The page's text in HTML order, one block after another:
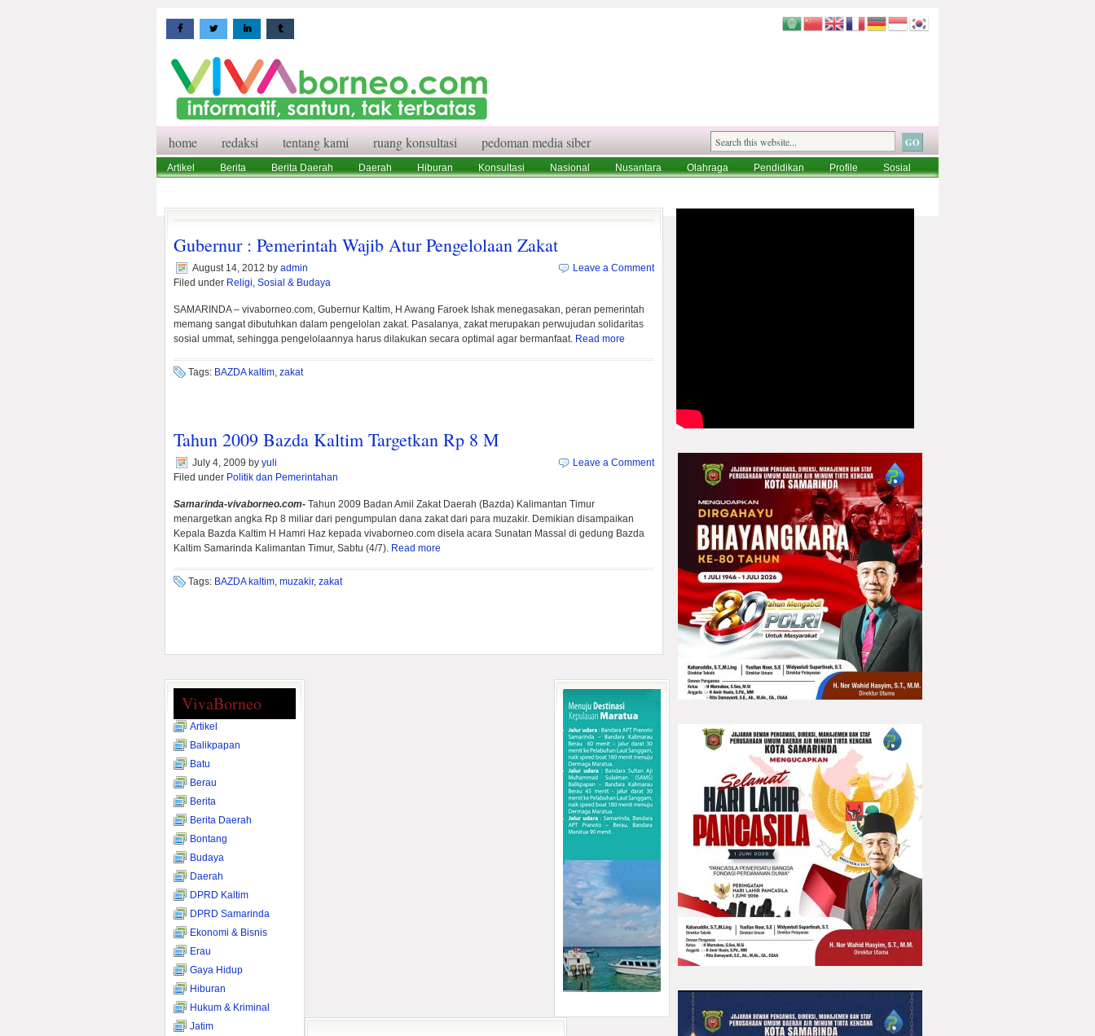
home redaksi tentang kami ruang konsultasi pedoman media siber
Artikel Berita Berita Daerah Daerah Hiburan Konsultasi Nasional Nusantara Olahraga Pendidikan Profile
Sosial
Gubernur : Pemerintah Wajib Atur Pengelolaan Zakat
August 14, 2012 by admin
Filed under Religi, Sosial & Budaya
Leave a Comment
SAMARINDA – vivaborneo.com, Gubernur Kaltim, H Awang Faroek Ishak menegasakan, peran pemerintah
memang sangat dibutuhkan dalam pengelolan zakat. Pasalanya, zakat merupakan perwujudan solidaritas
sosial ummat, sehingga pengelolaannya harus dilakukan secara optimal agar bermanfaat. Read more
Tags: BAZDA kaltim, zakat
Tahun 2009 Bazda Kaltim Targetkan Rp 8 M
July 4, 2009 by yuli
Filed under Politik dan Pemerintahan
Leave a Comment
Samarinda-vivaborneo.com- Tahun 2009 Badan Amil Zakat Daerah (Bazda) Kalimantan Timur
menargetkan angka Rp 8 miliar dari pengumpulan dana zakat dari para muzakir. Demikian disampaikan
Kepala Bazda Kaltim H Hamri Haz kepada vivaborneo.com disela acara Sunatan Massal di gedung Bazda
Kaltim Samarinda Kalimantan Timur, Sabtu (4/7). Read more
Tags: BAZDA kaltim, muzakir, zakat
VivaBorneo
Artikel
Balikpapan
Batu
Berau
Berita
Berita Daerah
Bontang
Budaya
Daerah
DPRD Kaltim
DPRD Samarinda
Ekonomi & Bisnis
Erau
Gaya Hidup
Hiburan
Hukum & Kriminal
Jatim